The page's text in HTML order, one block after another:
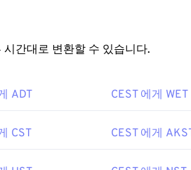
간대로 변환할 수 있습니다.
ADT CEST 에게 WET
CST CEST 에게